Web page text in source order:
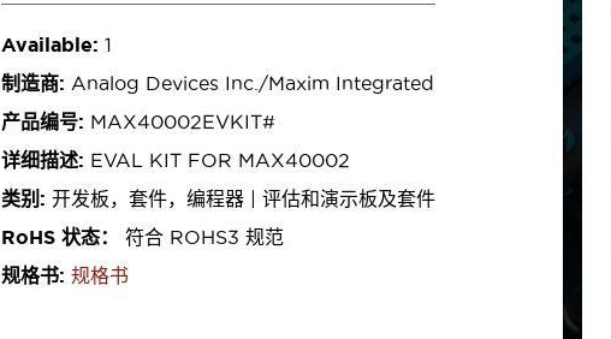
Available: 1
制造商: Analog Devices Inc./Maxim Integrated
产品编号: MAX40002EVKIT#
详细描述: EVAL KIT FOR MAX40002
类别: 开发板，套件，编程器 | 评估和演示板及套件
RoHS 状态：
符合 ROHS3 规范
规格书: 规格书